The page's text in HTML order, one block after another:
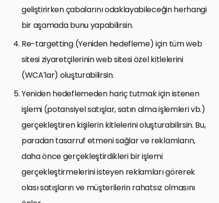
geliştirirken çabalarını odaklayabileceğin herhangi
bir aşamada bunu yapabilirsin.
Re-targetting (Yeniden hedefleme) için tüm web
sitesi ziyaretçilerinin web sitesi özel kitlelerini
(WCA’lar) oluşturabilirsin.
Yeniden hedeflemeden hariç tutmak için istenen
işlemi (potansiyel satışlar, satın alma işlemleri vb.)
gerçekleştiren kişilerin kitlelerini oluşturabilirsin. Bu,
paradan tasarruf etmeni sağlar ve reklamların,
daha önce gerçekleştirdikleri bir işlemi
gerçekleştirmelerini isteyen reklamları görerek
olası satışların ve müşterilerin rahatsız olmasını